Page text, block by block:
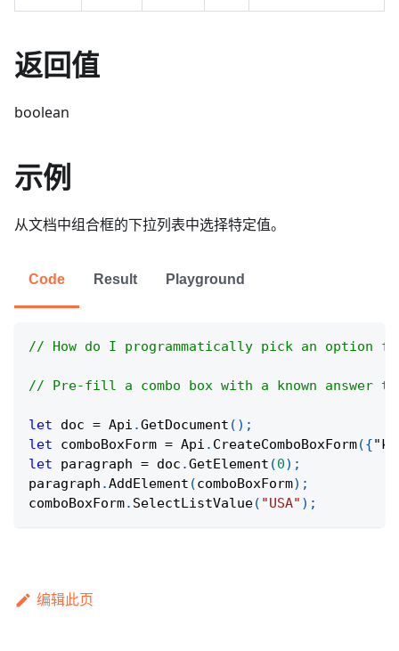
返回值
boolean
示例
从文档中组合框的下拉列表中选择特定值。
Code Result Playground
// How do I programmatically pick an option
// Pre-fill a combo box with a known answer
let doc = Api .GetDocument ( ) ;
let comboBoxForm = Api . CreateComboBoxForm({
let paragraph = doc .GetElement (0) ;
paragraph .AddElement (comboBoxForm) ;
comboBoxForm. SelectListValue( "USA" ) ;
编辑此页